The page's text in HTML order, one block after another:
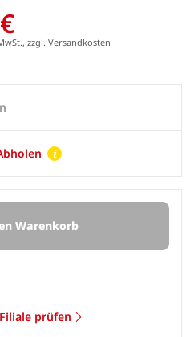
zzgl. Versandkosten
Warenkorb
prüfen